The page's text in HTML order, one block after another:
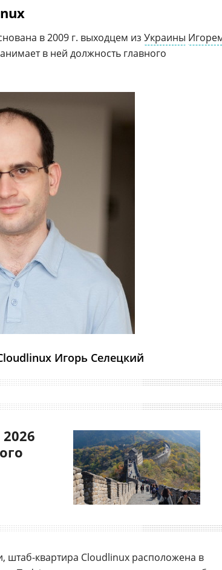
в 2009 г. выходцем из Украины
в ней должность главного
Игорь Селецкий
штаб-квартира Cloudlinux расположена в